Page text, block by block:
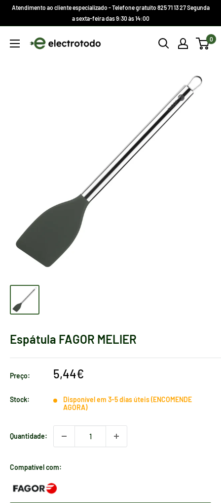
Atendimento ao cliente especializado - Telefone gratuito 825 71 13 27 Segunda
a sexta-feira das 9:30 às 14:00
Electrotodo.es 0
Espátula FAGOR MELIER
Preço:
Preço
venda
5,44€
Stock:
Disponível em 3-5 dias úteis (ENCOMENDE
AGORA)
Quantidade:
Compatível com: